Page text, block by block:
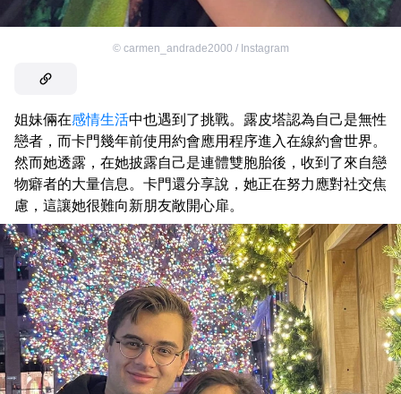
© carmen_andrade2000 / Instagram
姐妹倆在感情生活中也遇到了挑戰。露皮塔認為自己是無性
戀者，而卡門幾年前使用約會應用程序進入在線約會世界。
然而她透露，在她披露自己是連體雙胞胎後，收到了來自戀
物癖者的大量信息。卡門還分享說，她正在努力應對社交焦
慮，這讓她很難向新朋友敞開心扉。